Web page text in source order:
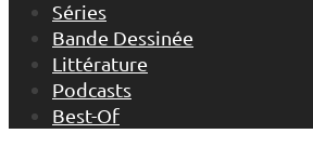
Séries
Bande Dessinée
Littérature
Podcasts
Best-Of